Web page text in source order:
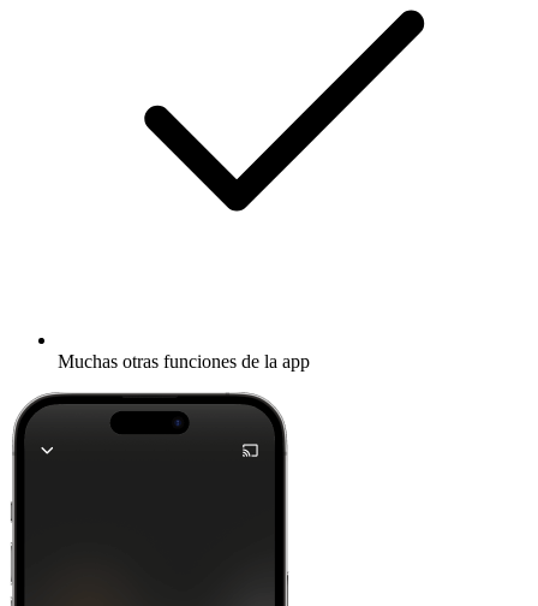
Muchas otras funciones de la app